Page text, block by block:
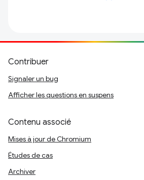
Contribuer
Signaler un bug
Afficher les questions en suspens
Contenu associé
Mises à jour de Chromium
Études de cas
Archiver